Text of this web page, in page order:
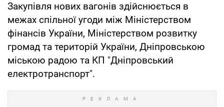
Закупівля нових вагонів здійснюється в
межах спільної угоди між Міністерством
фінансів України, Міністерством розвитку
громад та територій України, Дніпровською
міською радою та КП "Дніпровський
електротранспорт".